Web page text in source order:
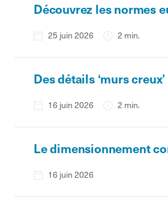
Découvrez les normes
25 juin 2026 2 min.
Des détails ‘murs
16 juin 2026 2 min.
Le dimensionnement
16 juin 2026